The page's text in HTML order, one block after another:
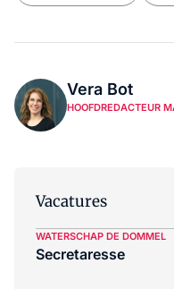
Vera Bot
HOOFDREDACTEUR
Vacatures
WATERSCHAP DE DOMMEL
Secretaresse